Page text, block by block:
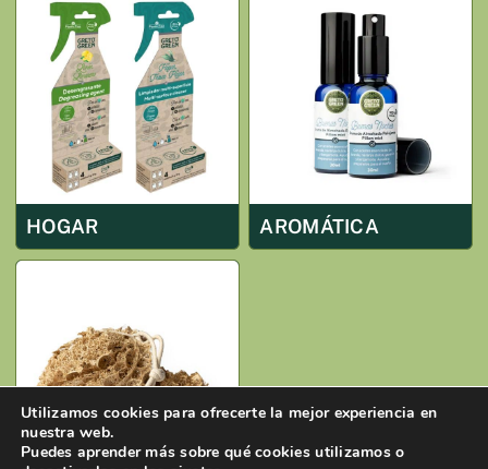
HOGAR AROMÁTICA
Utilizamos cookies para ofrecerte la mejor experiencia en
nuestra web.
Puedes aprender más sobre qué cookies utilizamos o